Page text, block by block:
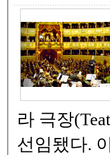
라 극장
선임됐다.